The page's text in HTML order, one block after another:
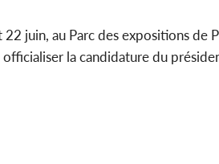
22 juin, au Parc des expositions
la candidature du